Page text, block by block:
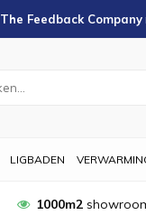
The Feedback Company
LIGBADEN
1000m2